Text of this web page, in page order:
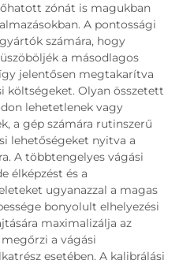
zónát is magukban
A pontossági
számára, hogy
a másodlagos
jelentősen megtakarítva
költségeket. Olyan összetett
lehetetlenek vagy
a gép számára rutinszerű
lehetőségeket nyitva a
A többtengelyes vágási
élképzést és a
ugyanazzal a magas
bonyolult elhelyezési
maximalizálja az
a vágási
esetében. A kalibrálási